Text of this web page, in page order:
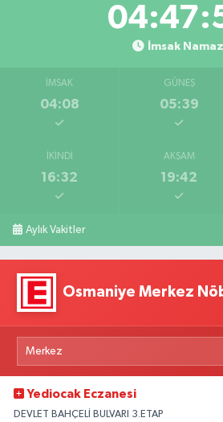
İmsak
İMSAK
04:08
GÜNEŞ
05:39
İKINDI
16:32
AKŞAM
19:42
Aylık Vakitler
Osmaniye Merkez
Yediocak Eczanesi
DEVLET BAHÇELİ BULVARI 3.ETAP